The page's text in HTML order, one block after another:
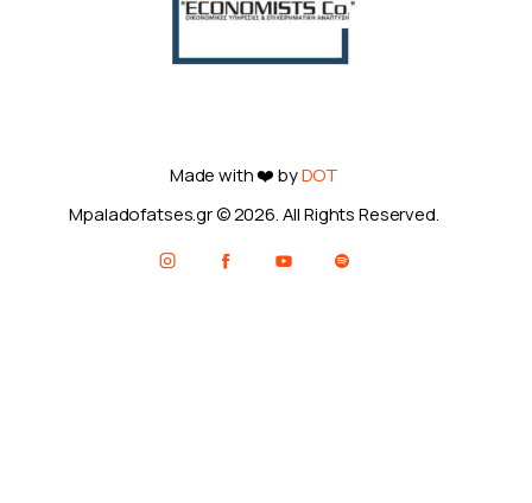
Made with ❤️ byDOT
Mpaladofatses.gr © 2026. All Rights Reserved.